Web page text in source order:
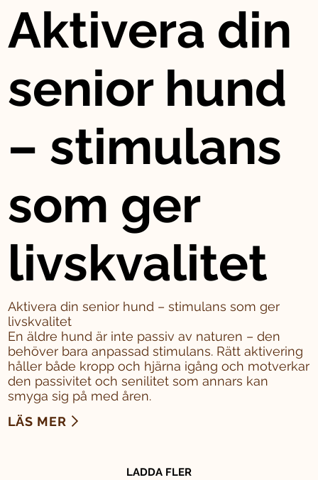
Aktivera din
senior hund
– stimulans
som ger
livskvalitet
Aktivera din senior hund – stimulans som ger
livskvalitet
En äldre hund är inte passiv av naturen – den
behöver bara anpassad stimulans. Rätt aktivering
håller både kropp och hjärna igång och motverkar
den passivitet och senilitet som annars kan
smyga sig på med åren.
LÄS MER
LADDA FLER